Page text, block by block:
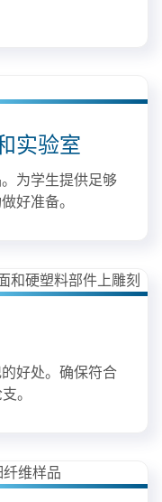
实验室
为学生提供足够
好准备。
好处。确保符合
。